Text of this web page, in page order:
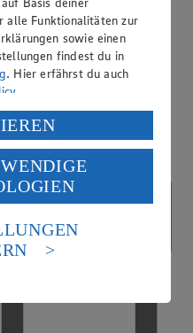
alle Funktionalitäten zur
sowie einen
findest du in
. Hier erfährst du auch
.
Daten in den
willigst du im Sinne
DSGVO ein, dass deine
werden. Der EuGH sieht
europäischen
Datenschutzniveau an.
durch US-
der Seite findest du